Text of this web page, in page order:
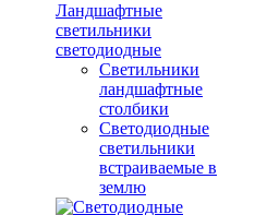
Ландшафтные
светильники
светодиодные
Светильники
ландшафтные
столбики
Светодиодные
светильники
встраиваемые в
землю